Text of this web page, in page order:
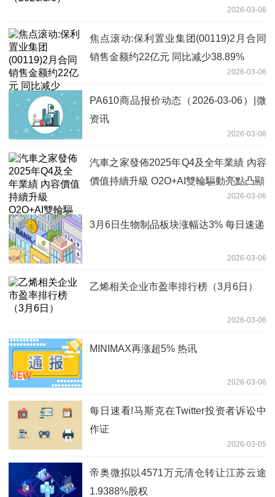
2026-03-06
焦点滚动:保利置业集团(00119)2月合同
销售金额约22亿元 同比减少38.89%
2026-03-06
PA610商品报价动态（2026-03-06）|微
资讯
2026-03-06
汽車之家發佈2025年Q4及全年業績 內容
價值持續升級 O2O+AI雙輪驅動亮點凸顯
2026-03-06
3月6日生物制品板块涨幅达3% 每日速递
2026-03-06
乙烯相关企业市盈率排行榜（3月6日）
2026-03-06
MINIMAX再涨超5% 热讯
2026-03-06
每日速看!马斯克在Twitter投资者诉讼中
作证
2026-03-05
帝奥微拟以4571万元清仓转让江苏云途
1.9388%股权